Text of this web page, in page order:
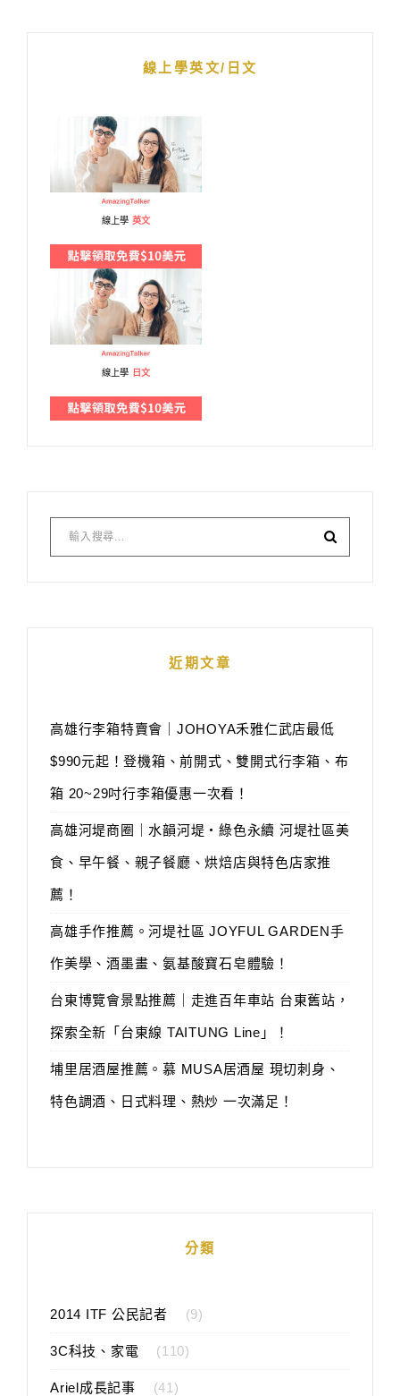
線上學英文/日文
線上學 英文
線上學 日文
近期文章
高雄行李箱特賣會｜JOHOYA禾雅仁武店最低
$990元起！登機箱、前開式、雙開式行李箱、布
箱 20~29吋行李箱優惠一次看！
高雄河堤商圈｜水韻河堤‧綠色永續 河堤社區美
食、早午餐、親子餐廳、烘焙店與特色店家推
薦！
高雄手作推薦。河堤社區 JOYFUL GARDEN手
作美學、酒墨畫、氨基酸寶石皂體驗！
台東博覽會景點推薦｜走進百年車站 台東舊站，
探索全新「台東線 TAITUNG Line」！
埔里居酒屋推薦。慕 MUSA居酒屋 現切刺身、
特色調酒、日式料理、熱炒 一次滿足！
分類
2014 ITF 公民記者 (9)
3C科技、家電 (110)
Ariel成長記事 (41)